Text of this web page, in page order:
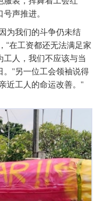
声推进。
为我们的斗争仍未结
“在工资都还无法满足家
人，我们不应该与当
”另一位工会领袖说得
近工人的命运改善。”